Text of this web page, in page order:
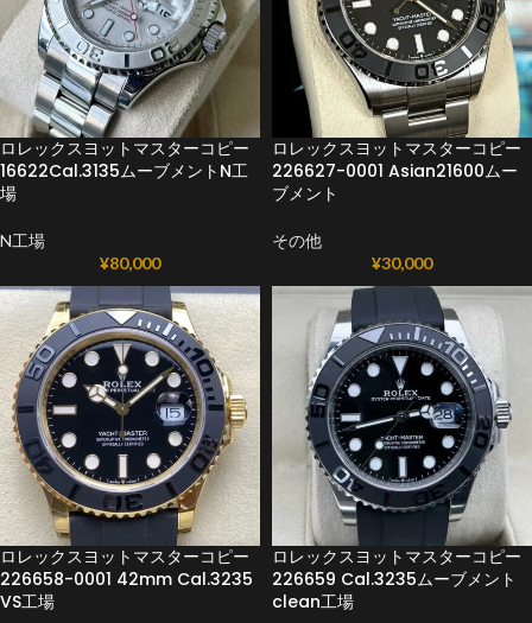
ロレックスヨットマスターコピー
16622Cal.3135ムーブメントN工
場
N工場
¥80,000
ロレックスヨットマスターコピー
226627-0001 Asian21600ムー
ブメント
その他
¥30,000
ロレックスヨットマスターコピー
226658-0001 42mm Cal.3235
VS工場
ロレックスヨットマスターコピー
226659 Cal.3235ムーブメント
clean工場